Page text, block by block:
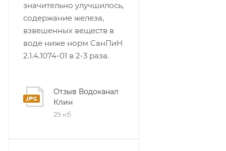
значительно улучшилось,
содержание железа,
взвешенных веществ в
воде ниже норм СанПиН
2.1.4.1074-01 в 2-3 раза.
Отзыв Водоканал
Клин
29 кб